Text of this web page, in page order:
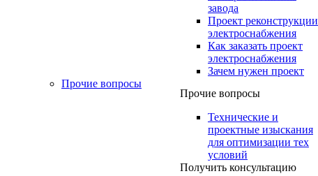
завода
Проект реконструкции
электроснабжения
Как заказать проект
электроснабжения
Зачем нужен проект
Прочие вопросы
Прочие вопросы
Технические и
проектные изыскания
для оптимизации тех
условий
Получить консультацию